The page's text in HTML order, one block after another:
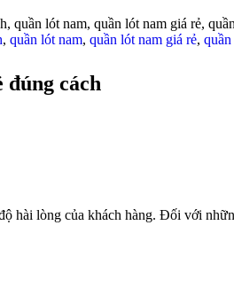
quần lót nam, quần lót nam giá rẻ,
, quần lót nam, quần lót nam giá rẻ,
đúng cách
hài lòng của khách hàng. Đối với